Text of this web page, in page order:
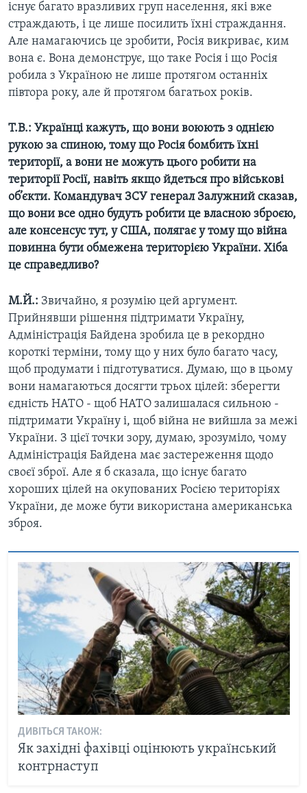
існує багато вразливих груп населення, які вже
страждають, і це лише посилить їхні страждання.
Але намагаючись це зробити, Росія викриває, ким
вона є. Вона демонструє, що таке Росія і що Росія
робила з Україною не лише протягом останніх
півтора року, але й протягом багатьох років.
Т.В.: Українці кажуть, що вони воюють з однією
рукою за спиною, тому що Росія бомбить їхні
території, а вони не можуть цього робити на
території Росії, навіть якщо йдеться про військові
об’єкти. Командувач ЗСУ генерал Залужний сказав,
що вони все одно будуть робити це власною зброєю,
але консенсус тут, у США, полягає у тому що війна
повинна бути обмежена територією України. Хіба
це справедливо?
М.Й.: Звичайно, я розумію цей аргумент.
Прийнявши рішення підтримати Україну,
Адміністрація Байдена зробила це в рекордно
короткі терміни, тому що у них було багато часу,
щоб продумати і підготуватися. Думаю, що в цьому
вони намагаються досягти трьох цілей: зберегти
єдність НАТО - щоб НАТО залишалася сильною -
підтримати Україну і, щоб війна не вийшла за межі
України. З цієї точки зору, думаю, зрозуміло, чому
Адміністрація Байдена має застереження щодо
своєї зброї. Але я б сказала, що існує багато
хороших цілей на окупованих Росією територіях
України, де може бути використана американська
зброя.
ДИВІТЬСЯ ТАКОЖ:
Як західні фахівці оцінюють український
контрнаступ